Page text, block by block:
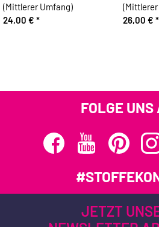
(Mittlerer Umfang)
24,00 € *
26,00 € *
FOLGE UNS
JETZT